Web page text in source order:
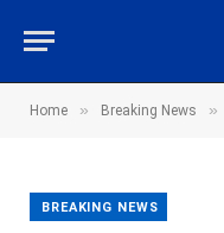
Home » Breaking News »
BREAKING NEWS